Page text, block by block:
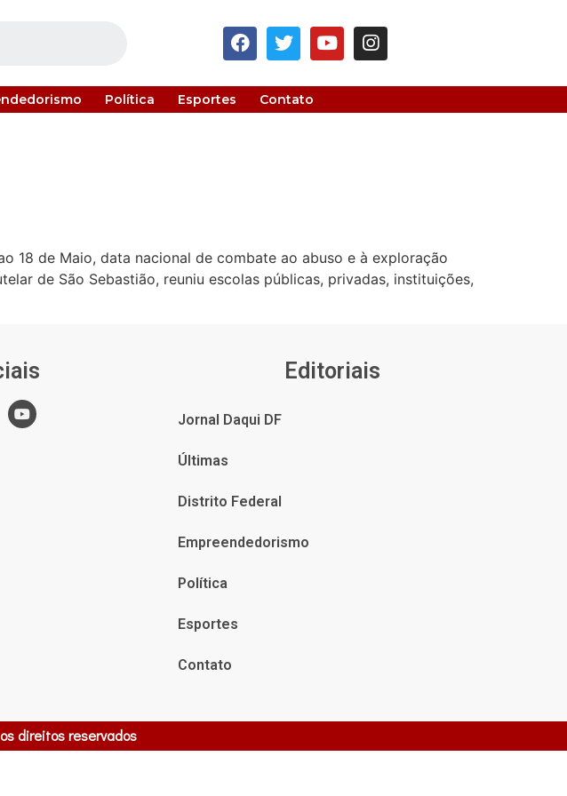
Política Esportes Contato
18 de Maio, data nacional de combate ao abuso e à exploração
de São Sebastião, reuniu escolas públicas, privadas, instituições,
Editoriais
Jornal Daqui DF
Últimas
Distrito Federal
Empreendedorismo
Política
Esportes
Contato
direitos reservados